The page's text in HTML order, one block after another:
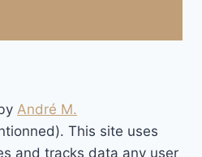
André M.
This site uses
and tracks data any user